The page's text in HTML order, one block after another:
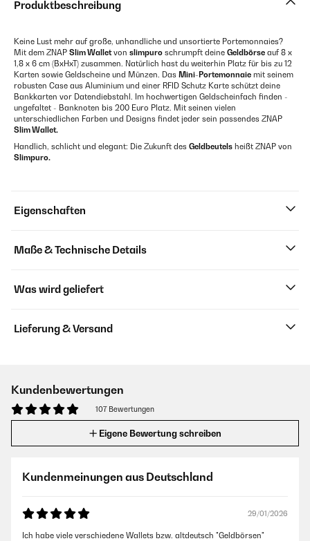
Produktbeschreibung
Keine Lust mehr auf große, unhandliche und unsortierte Portemonnaies?
Mit dem ZNAP Slim Walletvon slimpuro schrumpft deine Geldbörse auf 8 x
1,8 x 6 cm (BxHxT) zusammen. Natürlich hast du weiterhin Platz für bis zu 12
Karten sowie Geldscheine und Münzen. Das Mini-Portemonnaie mit seinem
robusten Case aus Aluminium und einer RFID Schutz Karte schützt deine
Bankkarten vor Datendiebstahl. Im hochwertigen Geldscheinfach finden -
ungefaltet - Banknoten bis 200 Euro Platz. Mit seinen vielen
unterschiedlichen Farben und Designs findet jeder sein passendes ZNAP
Slim Wallet.
Handlich, schlicht und elegant: Die Zukunft des Geldbeutels heißt ZNAP von
Slimpuro.
Eigenschaften
Maße & Technische Details
Was wird geliefert
Lieferung & Versand
Kundenbewertungen
107 Bewertungen
Eigene Bewertung schreiben
Kundenmeinungen aus Deutschland
29/01/2026
Ich habe viele verschiedene Wallets bzw. altdeutsch "Geldbörsen"